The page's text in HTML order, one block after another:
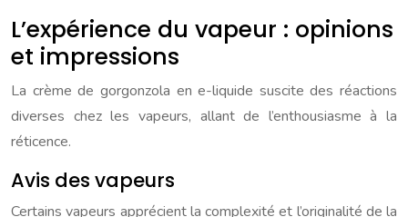
L’expérience du vapeur : opinions
et impressions
La crème de gorgonzola en e-liquide suscite des réactions
diverses chez les vapeurs, allant de l’enthousiasme à la
réticence.
Avis des vapeurs
Certains vapeurs apprécient la complexité et l’originalité de la